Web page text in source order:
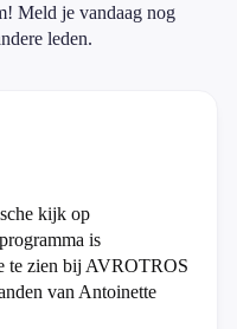
Meld je vandaag nog
leden.
kijk op
is
te zien bij AVROTROS
van Antoinette